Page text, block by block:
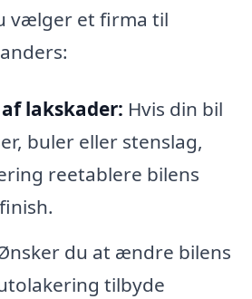
vælger et firma til
lakskader: Hvis din bil
buler eller stenslag,
reetablere bilens
du at ændre bilens
tilbyde